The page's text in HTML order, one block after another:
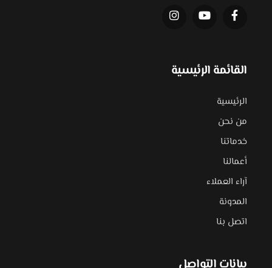
القائمة الرئيسية
الرئيسية
من نحن
خدماتنا
أعمالنا
آراء العملاء
المدونة
اتصل بنا